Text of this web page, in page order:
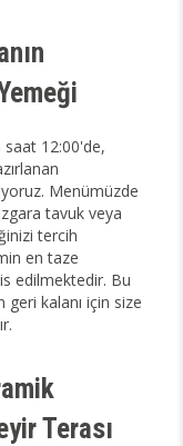
12:00'de,
Menümüzde
tavuk veya
tercih
en taze
edilmektedir. Bu
kalanı için size
Terası